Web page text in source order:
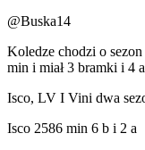
@Buska14
Koledze chodzi o
min i miał 3 bramki i 4
Isco, LV I Vini dwa
Isco 2586 min 6 b i 2 a